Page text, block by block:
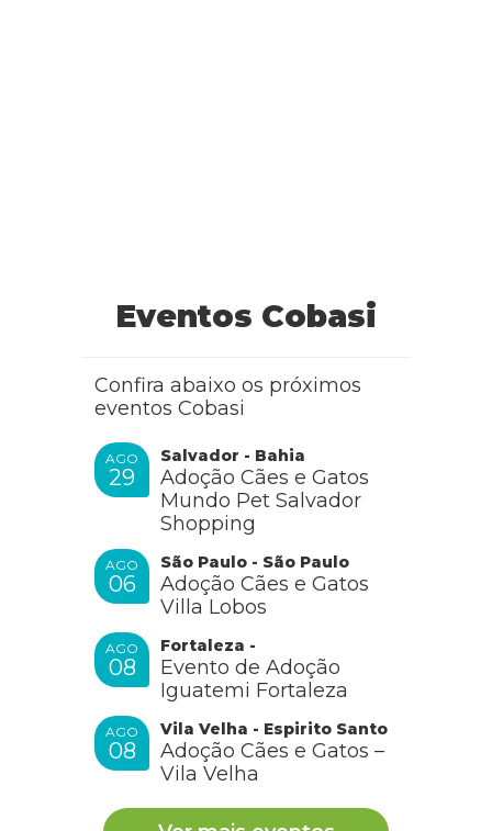
Eventos Cobasi
Confira abaixo os próximos
eventos Cobasi
AGO
29
Salvador - Bahia
Adoção Cães e Gatos
Mundo Pet Salvador
Shopping
AGO
06
São Paulo - São Paulo
Adoção Cães e Gatos
Villa Lobos
AGO
08
Fortaleza -
Evento de Adoção
Iguatemi Fortaleza
AGO
08
Vila Velha - Espirito Santo
Adoção Cães e Gatos –
Vila Velha